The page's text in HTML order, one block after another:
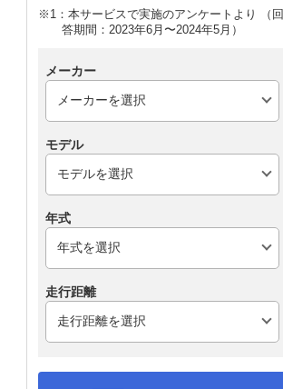
※1：本サービスで実施のアンケートより （回
答期間：2023年6月〜2024年5月）
メーカー
モデル
年式
走行距離